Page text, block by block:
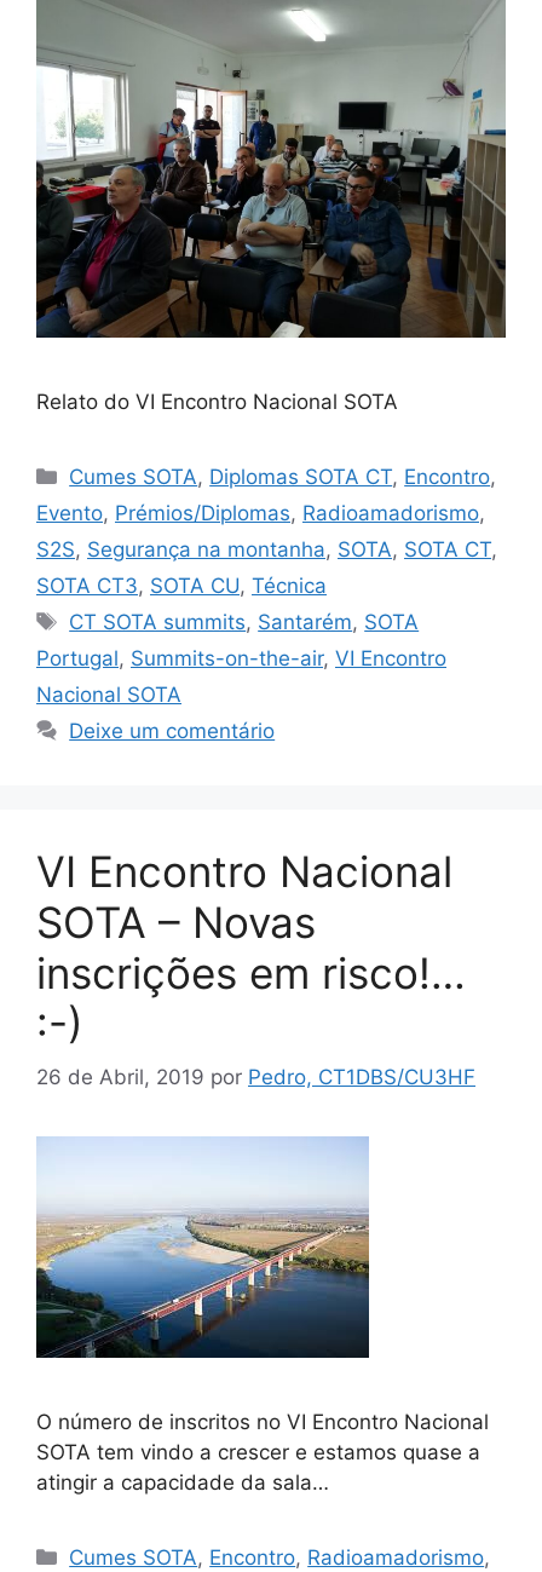
Relato do VI Encontro Nacional SOTA
Categorias
Cumes SOTA, Diplomas SOTA CT, Encontro,
Evento, Prémios/Diplomas, Radioamadorismo,
S2S, Segurança na montanha, SOTA, SOTA CT,
SOTA CT3, SOTA CU, Técnica
Etiquetas
CT SOTA summits, Santarém, SOTA
Portugal, Summits-on-the-air, VI Encontro
Nacional SOTA
Deixe um comentário
VI Encontro Nacional
SOTA – Novas
inscrições em risco!…
:-)
26 de Abril, 2019 por Pedro, CT1DBS/CU3HF
O número de inscritos no VI Encontro Nacional
SOTA tem vindo a crescer e estamos quase a
atingir a capacidade da sala…
Categorias
Cumes SOTA, Encontro, Radioamadorismo,